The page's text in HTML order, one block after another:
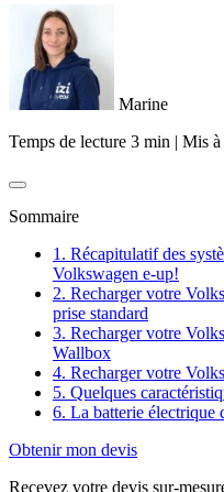
Marine
Temps de lecture 3 min | Mis
Sommaire
1. ​Récapitulatif des
Volkswagen e-up!
2. ​Recharger votre
prise standard
3. ​Recharger votre
Wallbox
4. ​Recharger votre
5. ​Quelques
6. ​La batterie électrique
Obtenir mon devis
Recevez votre devis sur-